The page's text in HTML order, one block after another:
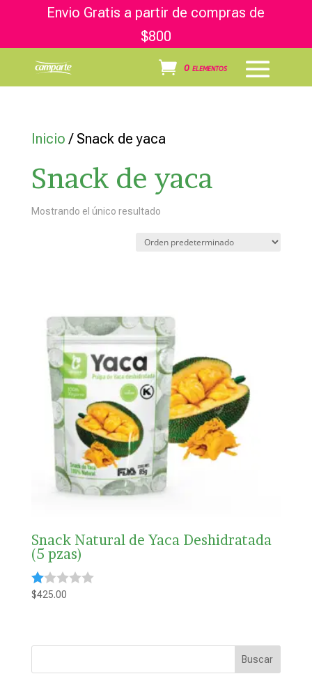
Envio Gratis a partir de compras de
$800
0 elementos
Inicio / Snack de yaca
Snack de yaca
Mostrando el único resultado
Snack Natural de Yaca Deshidratada
(5 pzas)
Valorado
$425.00
Buscar